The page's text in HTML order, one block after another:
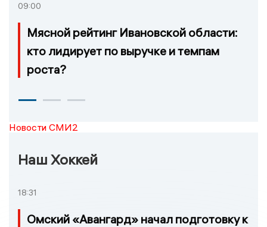
09:00
Мясной рейтинг Ивановской области:
кто лидирует по выручке и темпам
роста?
Новости СМИ2
Наш Хоккей
18:31
Омский «Авангард» начал подготовку к